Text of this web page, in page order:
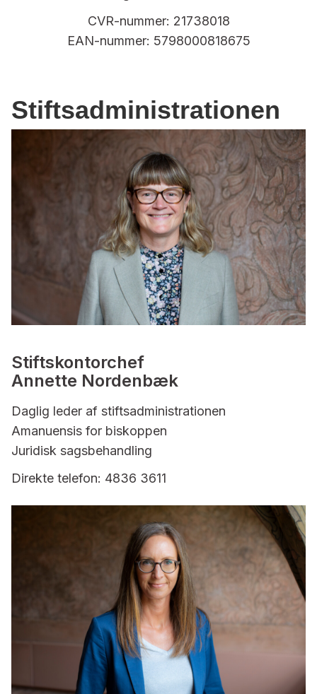
CVR-nummer: 21738018
EAN-nummer: 5798000818675
Stiftsadministrationen
Stiftskontorchef
Annette Nordenbæk
Daglig leder af stiftsadministrationen
Amanuensis for biskoppen
Juridisk sagsbehandling
Direkte telefon: 4836 3611